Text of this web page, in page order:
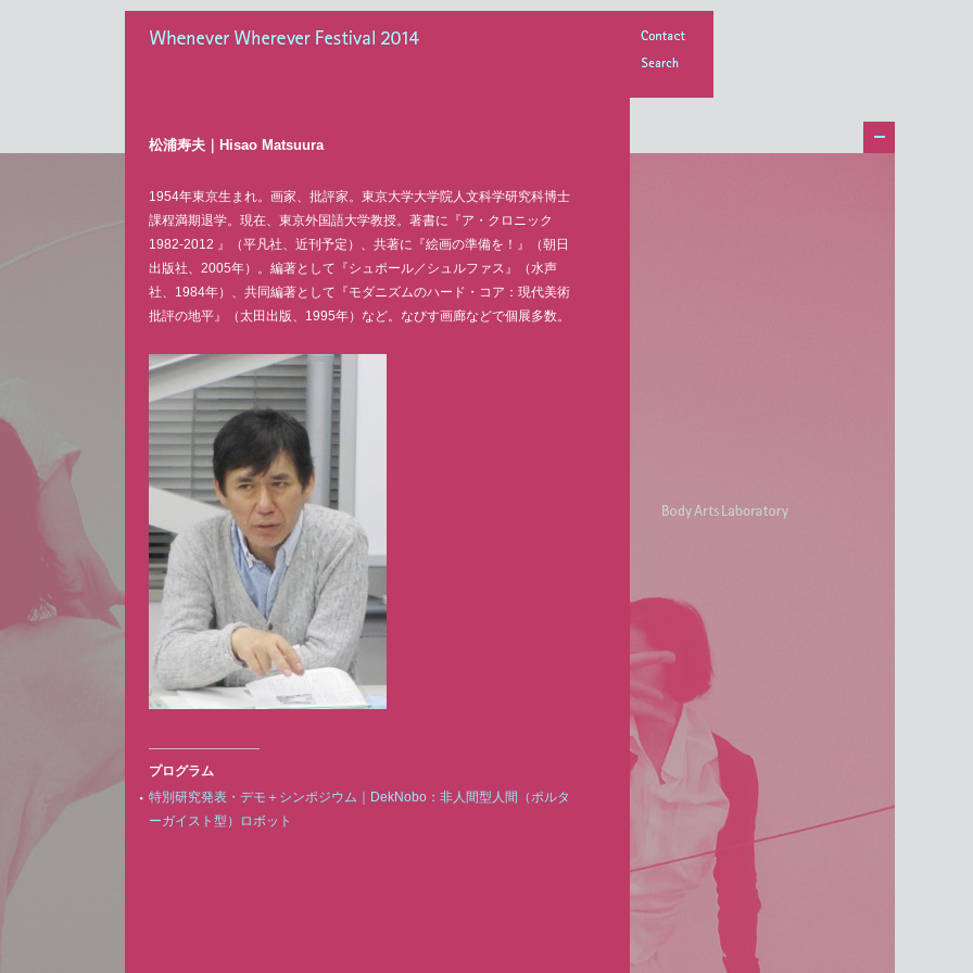
松浦寿夫｜ Hisao Matsuura
1954年東京生まれ。画家、批評家。東京大学大学院人文科学研究科博士
課程満期退学。現在、東京外国語大学教授。著書に『ア・クロニック
1982‐2012 』（平凡社、近刊予定）、共著に『絵画の準備を！』（朝日
出版社、2005年）。編著として『シュポール／シュルファス』（水声
社、1984年）、共同編著として『モダニズムのハード・コア：現代美術
批評の地平』（太田出版、1995年）など。なびす画廊などで個展多数。
プログラム
特別研究発表・デモ＋シンポジウム｜DekNobo：非人間型人間（ポルタ
ーガイスト型）ロボット
Contact